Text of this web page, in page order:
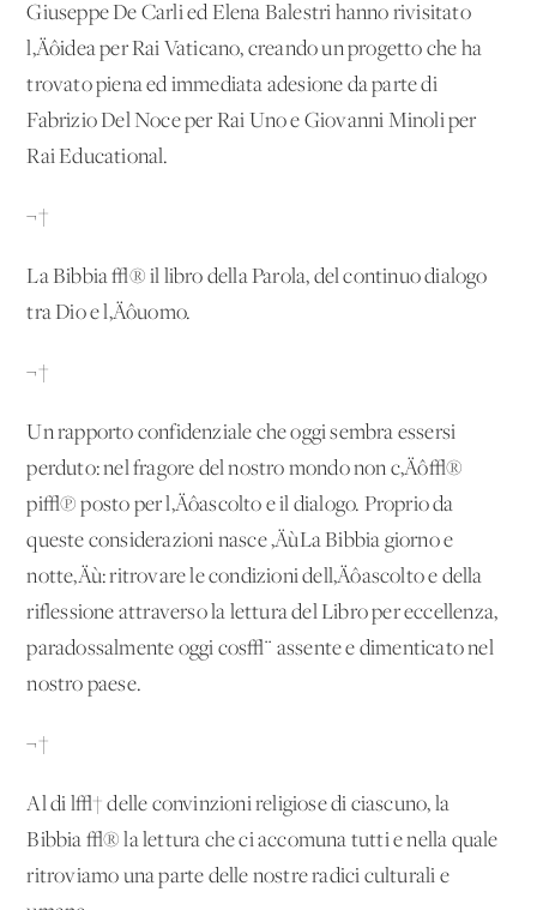
Giuseppe De Carli ed Elena Balestri hanno rivisitato
l‚Äôidea per Rai Vaticano, creando un progetto che ha
trovato piena ed immediata adesione da parte di
Fabrizio Del Noce per Rai Uno e Giovanni Minoli per
Rai Educational.
¬†
La Bibbia √® il libro della Parola, del continuo dialogo
tra Dio e l‚Äôuomo.
¬†
Un rapporto confidenziale che oggi sembra essersi
perduto: nel fragore del nostro mondo non c‚Äô√®
pi√π posto per l‚Äôascolto e il dialogo. Proprio da
queste considerazioni nasce ‚ÄùLa Bibbia giorno e
notte‚Äù: ritrovare le condizioni dell‚Äôascolto e della
riflessione attraverso la lettura del Libro per eccellenza,
paradossalmente oggi cos√¨ assente e dimenticato nel
nostro paese.
¬†
Al di l√† delle convinzioni religiose di ciascuno, la
Bibbia √® la lettura che ci accomuna tutti e nella quale
ritroviamo una parte delle nostre radici culturali e